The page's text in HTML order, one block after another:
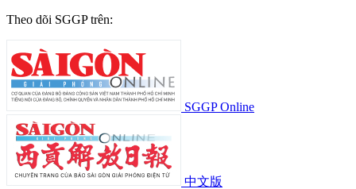
Theo dõi SGGP trên:
SGGP Online
中文版